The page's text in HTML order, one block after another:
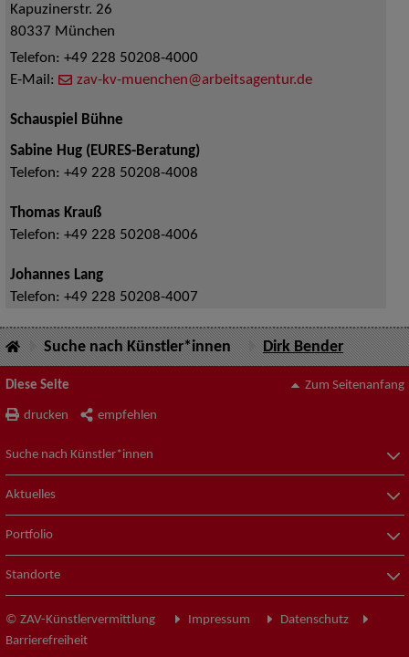
Kapuzinerstr. 26
80337 München
Telefon: +49 228 50208-4000
E-Mail:
zav-kv-muenchen@arbeitsagentur.de
Schauspiel Bühne
Sabine Hug (EURES-Beratung)
Telefon: +49 228 50208-4008
Thomas Krauß
Telefon: +49 228 50208-4006
Johannes Lang
Telefon: +49 228 50208-4007
Suche nach Künstler*innen Dirk Bender
Diese Seite
drucken empfehlen
Zum Seitenanfang
Suche nach Künstler*innen
Aktuelles
Portfolio
Standorte
© ZAV-Künstlervermittlung Impressum
Datenschutz
Barrierefreiheit